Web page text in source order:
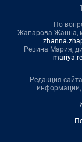
По
Жапарова Жанна,
Ревина Мария,
Редакция
информации,